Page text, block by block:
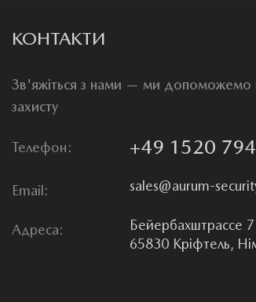
КОНТАКТИ
Зв'яжіться з нами — ми допоможемо
захисту
Телефон: +49 1520
Email: sales@aurum-
Адреса:
Бейербахштрассе 7
65830 Кріфтель,